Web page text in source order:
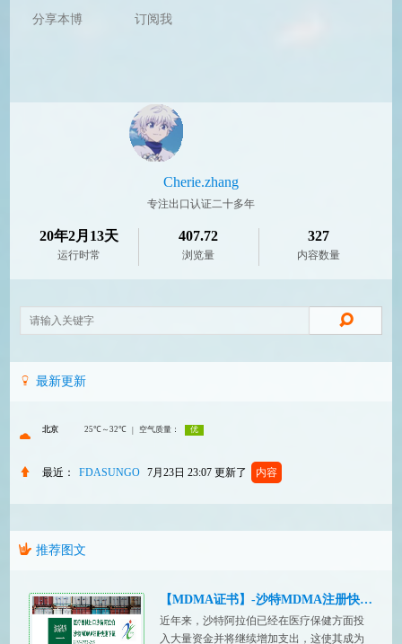
分享本博 订阅我
Cherie.zhang
专注出口认证二十多年
20年2月13天
运行时常
407.72
浏览量
327
内容数量
最新更新
最近： FDASUNGO 7月23日 23:07 更新了 内容
推荐图文
【MDMA证书】-沙特MDMA注册快速下证
近年来，沙特阿拉伯已经在医疗保健方面投
入大量资金并将继续增加支出，这使其成为